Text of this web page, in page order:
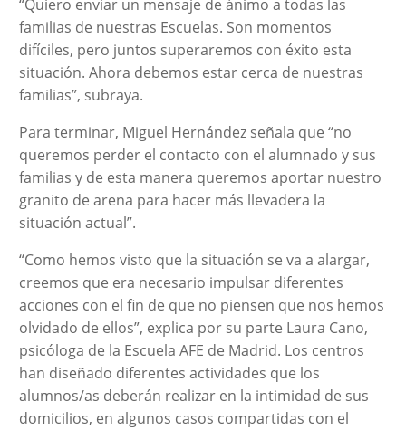
“Quiero enviar un mensaje de ánimo a todas las
familias de nuestras Escuelas. Son momentos
difíciles, pero juntos superaremos con éxito esta
situación. Ahora debemos estar cerca de nuestras
familias”, subraya.
Para terminar, Miguel Hernández señala que “no
queremos perder el contacto con el alumnado y sus
familias y de esta manera queremos aportar nuestro
granito de arena para hacer más llevadera la
situación actual”.
“Como hemos visto que la situación se va a alargar,
creemos que era necesario impulsar diferentes
acciones con el fin de que no piensen que nos hemos
olvidado de ellos”, explica por su parte Laura Cano,
psicóloga de la Escuela AFE de Madrid. Los centros
han diseñado diferentes actividades que los
alumnos/as deberán realizar en la intimidad de sus
domicilios, en algunos casos compartidas con el